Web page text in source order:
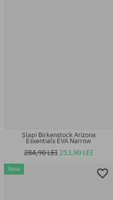
Mărimi existente:
Șlapi Birkenstock Arizona
Essentials EVA Narrow
284,90 LEI 213,90 LEI
New